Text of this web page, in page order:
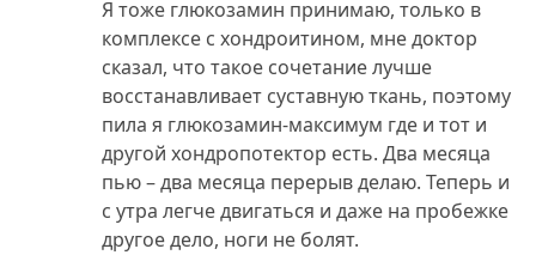
Я тоже глюкозамин принимаю, только в
комплексе с хондроитином, мне доктор
сказал, что такое сочетание лучше
восстанавливает суставную ткань, поэтому
пила я глюкозамин-максимум где и тот и
другой хондропотектор есть. Два месяца
пью – два месяца перерыв делаю. Теперь и
с утра легче двигаться и даже на пробежке
другое дело, ноги не болят.